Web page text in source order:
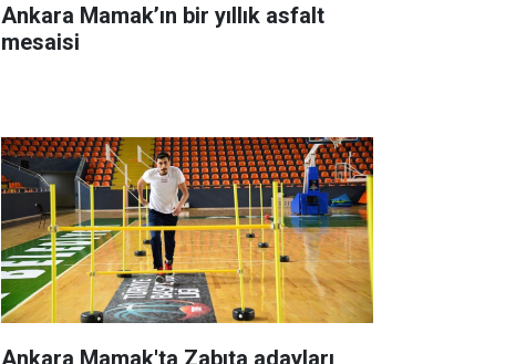
Ankara Mamak’ın bir yıllık asfalt
mesaisi
Ankara Mamak'ta Zabıta adayları